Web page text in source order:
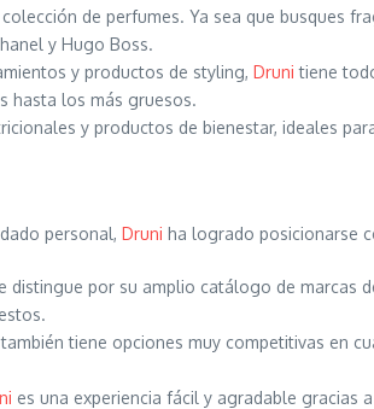
de perfumes. Ya sea que busques
y Hugo Boss.
y productos de styling, Druni tiene
hasta los más gruesos.
y productos de bienestar, ideales
personal, Druni ha logrado posicionarse
distingue por su amplio catálogo de marcas
tiene opciones muy competitivas en
es una experiencia fácil y agradable gracias